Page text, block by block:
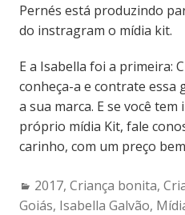
Pernés está produzindo
do instragram o mídia kit.
E a Isabella foi a primeira:
conheça-a e contrate
a sua marca. E se você
próprio mídia Kit, fale
carinho, com um preço
Categories:
2017, Criança bonita,
Goiás, Isabella Galvão,